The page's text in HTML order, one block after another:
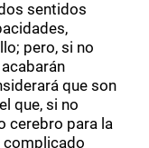
sentidos
pero, si no
que son
que, si no
cerebro para la
complicado